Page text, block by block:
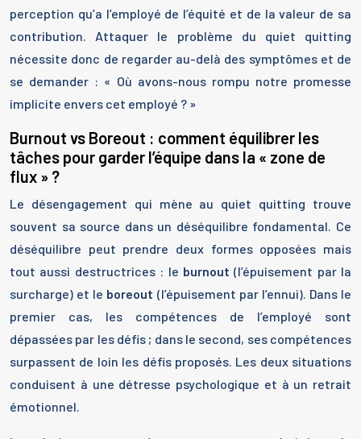
perception qu’a l’employé de l’équité et de la valeur de sa
contribution. Attaquer le problème du quiet quitting
nécessite donc de regarder au-delà des symptômes et de
se demander : « Où avons-nous rompu notre promesse
implicite envers cet employé ? »
Burnout vs Boreout : comment équilibrer les
tâches pour garder l’équipe dans la « zone de
flux » ?
Le désengagement qui mène au quiet quitting trouve
souvent sa source dans un déséquilibre fondamental. Ce
déséquilibre peut prendre deux formes opposées mais
tout aussi destructrices : le burnout (l’épuisement par la
surcharge) et le boreout (l’épuisement par l’ennui). Dans le
premier cas, les compétences de l’employé sont
dépassées par les défis ; dans le second, ses compétences
surpassent de loin les défis proposés. Les deux situations
conduisent à une détresse psychologique et à un retrait
émotionnel.